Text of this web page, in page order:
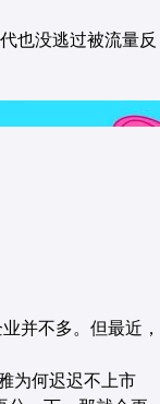
也没逃过被流量反
并不多。但最近，
为何迟迟不上市